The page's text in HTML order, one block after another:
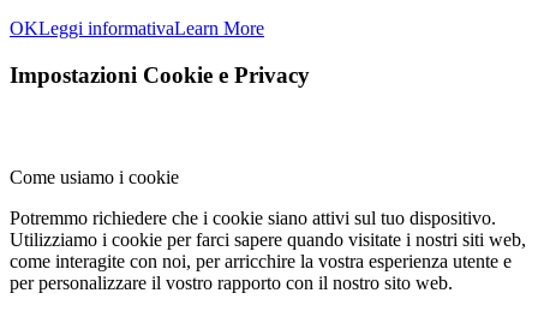
OKLeggi informativaLearn More
Impostazioni Cookie e Privacy
Come usiamo i cookie
Potremmo richiedere che i cookie siano attivi sul tuo dispositivo.
Utilizziamo i cookie per farci sapere quando visitate i nostri siti web,
come interagite con noi, per arricchire la vostra esperienza utente e
per personalizzare il vostro rapporto con il nostro sito web.